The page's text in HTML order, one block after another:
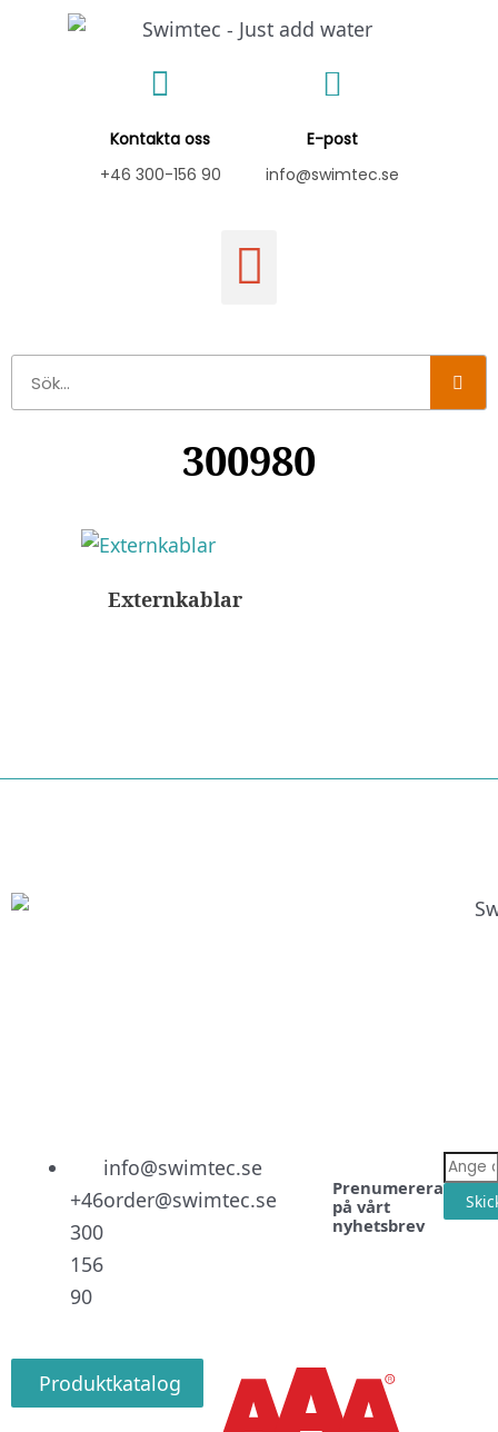
Kontakta oss
+46 300-156 90
E-post
info@swimtec.se
300980
Externkablar
+46
300
156
90
info@swimtec.se
order@swimtec.se
Prenumerera
på vårt
nyhetsbrev
E-
post
Produktkatalog